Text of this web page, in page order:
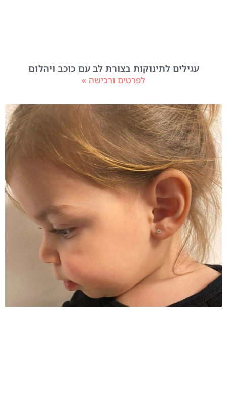
עגילים לתינוקות בצורת לב עם כוכב ויהלום
לפרטים ורכישה »